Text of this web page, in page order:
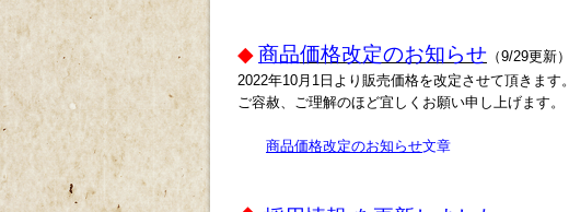
◆商品価格改定のお知らせ （9/29更新）
2022年10月1日より販売価格を改定させて頂きます。
ご容赦、ご理解のほど宜しくお願い申し上げます。
商品価格改定のお知らせ文章